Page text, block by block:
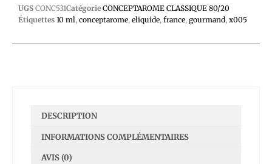
UGS CONC531Catégorie CONCEPTAROME CLASSIQUE 80/20
Étiquettes 10 ml, conceptarome, eliquide, france, gourmand, x005
DESCRIPTION
INFORMATIONS COMPLÉMENTAIRES
AVIS (0)